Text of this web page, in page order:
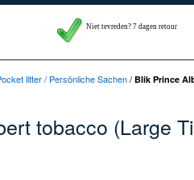
Niet tevreden? 7 dagen retour
litter / Persönliche Sachen/ Blik Prince
tobacco (Large